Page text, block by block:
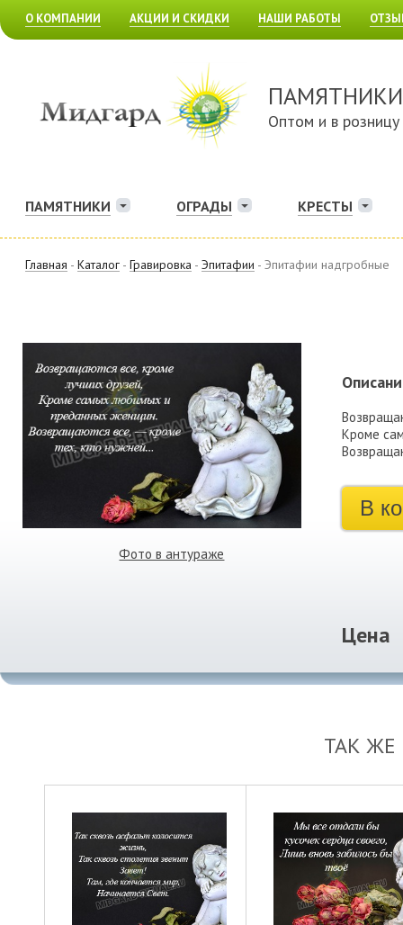
О КОМПАНИИ АКЦИИ И СКИДКИ НАШИ РАБОТЫ
ПАМЯТНИКИ
Оптом и в розницу
ПАМЯТНИКИ ОГРАДЫ КРЕСТЫ
Главная - Каталог - Гравировка - Эпитафии - Эпитафии надгробные
Фото в антураже
Кроме
В
Цена
ТАК